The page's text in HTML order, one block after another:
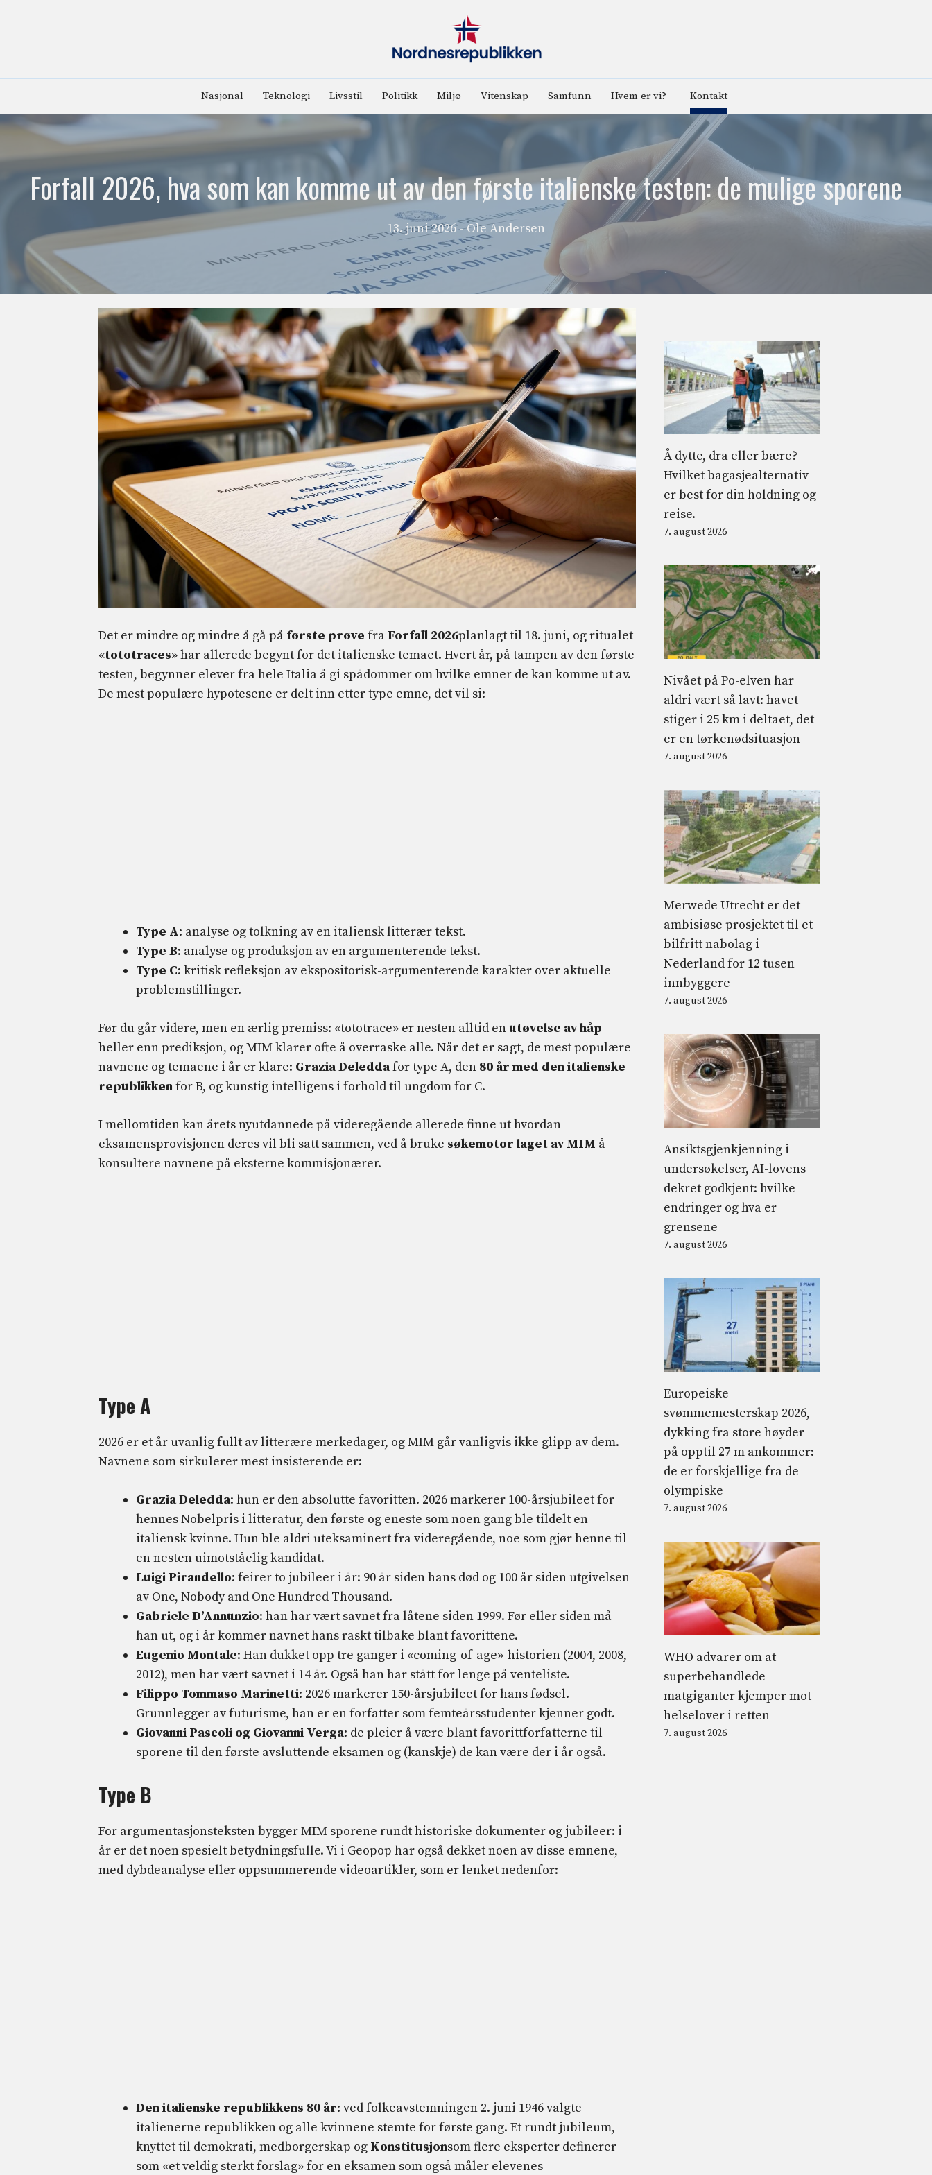
Nasjonal Teknologi Livsstil Politikk Miljø Vitenskap Samfunn Hvem er vi? Kontakt
Forfall 2026, hva som kan komme ut av den første italienske testen: de mulige sporene
13. juni 2026 - Ole Andersen
Det er mindre og mindre å gå på første prøve fra Forfall 2026planlagt til 18. juni, og ritualet
«tototraces» har allerede begynt for det italienske temaet. Hvert år, på tampen av den første
testen, begynner elever fra hele Italia å gi spådommer om hvilke emner de kan komme ut av.
De mest populære hypotesene er delt inn etter type emne, det vil si:
Type A: analyse og tolkning av en italiensk litterær tekst.
Type B: analyse og produksjon av en argumenterende tekst.
Type C: kritisk refleksjon av ekspositorisk-argumenterende karakter over aktuelle
problemstillinger.
Før du går videre, men en ærlig premiss: «tototrace» er nesten alltid enutøvelse av håp
heller enn prediksjon, og MIM klarer ofte å overraske alle. Når det er sagt, de mest populære
navnene og temaene i år er klare: Grazia Deleddafor type A, den 80 år med den italienske
republikkenfor B, og kunstig intelligens i forhold til ungdom for C.
I mellomtiden kan årets nyutdannede på videregående allerede finne ut hvordan
eksamensprovisjonen deres vil bli satt sammen, ved å bruke søkemotor laget av MIM å
konsultere navnene på eksterne kommisjonærer.
Type A
2026 er et år uvanlig fullt av litterære merkedager, og MIM går vanligvis ikke glipp av dem.
Navnene som sirkulerer mest insisterende er:
Grazia Deledda: hun er den absolutte favoritten. 2026 markerer 100-årsjubileet for
hennes Nobelpris i litteratur, den første og eneste som noen gang ble tildelt en
italiensk kvinne. Hun ble aldri uteksaminert fra videregående, noe som gjør henne til
en nesten uimotståelig kandidat.
Luigi Pirandello: feirer to jubileer i år: 90 år siden hans død og 100 år siden utgivelsen
av One, Nobody and One Hundred Thousand.
Gabriele D’Annunzio: han har vært savnet fra låtene siden 1999. Før eller siden må
han ut, og i år kommer navnet hans raskt tilbake blant favorittene.
Eugenio Montale: Han dukket opp tre ganger i «coming-of-age»-historien (2004, 2008,
2012), men har vært savnet i 14 år. Også han har stått for lenge på venteliste.
Filippo Tommaso Marinetti: 2026 markerer 150-årsjubileet for hans fødsel.
Grunnlegger av futurisme, han er en forfatter som femteårsstudenter kjenner godt.
Giovanni Pascoli og Giovanni Verga: de pleier å være blant favorittforfatterne til
sporene til den første avsluttende eksamen og (kanskje) de kan være der i år også.
Type B
For argumentasjonsteksten bygger MIM sporene rundt historiske dokumenter og jubileer: i
år er det noen spesielt betydningsfulle. Vi i Geopop har også dekket noen av disse emnene,
med dybdeanalyse eller oppsummerende videoartikler, som er lenket nedenfor:
Den italienske republikkens 80 år: ved folkeavstemningen 2. juni 1946 valgte
italienerne republikken og alle kvinnene stemte for første gang. Et rundt jubileum,
knyttet til demokrati, medborgerskap og Konstitusjonsom flere eksperter definerer
som «et veldig sterkt forslag» for en eksamen som også måler elevenes
Å dytte, dra eller bære?
Hvilket bagasjealternativ
er best for din holdning og
reise.
7. august 2026
Nivået på Po-elven har
aldri vært så lavt: havet
stiger i 25 km i deltaet, det
er en tørkenødsituasjon
7. august 2026
Merwede Utrecht er det
ambisiøse prosjektet til et
bilfritt nabolag i
Nederland for 12 tusen
innbyggere
7. august 2026
Ansiktsgjenkjenning i
undersøkelser, AI-lovens
dekret godkjent: hvilke
endringer og hva er
grensene
7. august 2026
Europeiske
svømmemesterskap 2026,
dykking fra store høyder
på opptil 27 m ankommer:
de er forskjellige fra de
olympiske
7. august 2026
WHO advarer om at
superbehandlede
matgiganter kjemper mot
helselover i retten
7. august 2026